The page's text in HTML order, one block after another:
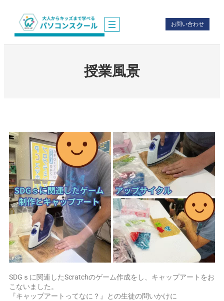
お問い合わせ
授業風景
SDGｓに関連したScratchのゲーム作成をし、キャップアートをお
こないました。
『キャップアートってなに？』との生徒の問いかけに